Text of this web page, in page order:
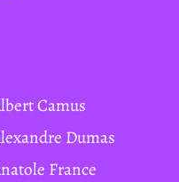
Albert Camus
Alexandre Dumas
Anatole France